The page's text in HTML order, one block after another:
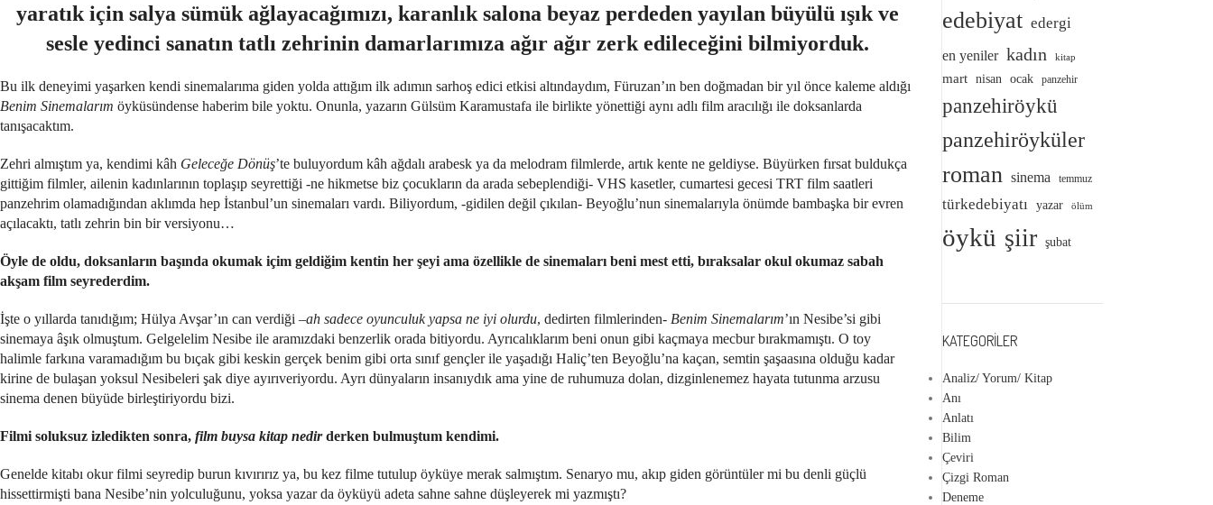
yaratık için salya sümük ağlayacağımızı, karanlık salona beyaz perdeden yayılan büyülü ışık ve
sesle yedinci sanatın tatlı zehrinin damarlarımıza ağır ağır zerk edileceğini bilmiyorduk.
Bu ilk deneyimi yaşarken kendi sinemalarıma giden yolda attığım ilk adımın sarhoş edici etkisi altındaydım, Füruzan’ın ben doğmadan bir yıl önce kaleme aldığı
Benim Sinemalarım öyküsündense haberim bile yoktu. Onunla, yazarın Gülsüm Karamustafa ile birlikte yönettiği aynı adlı film aracılığı ile doksanlarda
tanışacaktım.
Zehri almıştım ya, kendimi kâh Geleceğe Dönüş’te buluyordum kâh ağdalı arabesk ya da melodram filmlerde, artık kente ne geldiyse. Büyürken fırsat buldukça
gittiğim filmler, ailenin kadınlarının toplaşıp seyrettiği -ne hikmetse biz çocukların da arada sebeplendiği- VHS kasetler, cumartesi gecesi TRT film saatleri
panzehrim olamadığından aklımda hep İstanbul’un sinemaları vardı. Biliyordum, -gidilen değil çıkılan- Beyoğlu’nun sinemalarıyla önümde bambaşka bir evren
açılacaktı, tatlı zehrin bin bir versiyonu…
Öyle de oldu, doksanların başında okumak içim geldiğim kentin her şeyi ama özellikle de sinemaları beni mest etti, bıraksalar okul okumaz sabah
akşam film seyrederdim.
İşte o yıllarda tanıdığım; Hülya Avşar’ın can verdiği –ah sadece oyunculuk yapsa ne iyi olurdu, dedirten filmlerinden- Benim Sinemalarım’ın Nesibe’si gibi
sinemaya âşık olmuştum. Gelgelelim Nesibe ile aramızdaki benzerlik orada bitiyordu. Ayrıcalıklarım beni onun gibi kaçmaya mecbur bırakmamıştı. O toy
halimle farkına varamadığım bu bıçak gibi keskin gerçek benim gibi orta sınıf gençler ile yaşadığı Haliç’ten Beyoğlu’na kaçan, semtin şaşaasına olduğu kadar
kirine de bulaşan yoksul Nesibeleri şak diye ayırıveriyordu. Ayrı dünyaların insanıydık ama yine de ruhumuza dolan, dizginlenemez hayata tutunma arzusu
sinema denen büyüde birleştiriyordu bizi.
Filmi soluksuz izledikten sonra, film buysa kitap nedirderken bulmuştum kendimi.
Genelde kitabı okur filmi seyredip burun kıvırırız ya, bu kez filme tutulup öyküye merak salmıştım. Senaryo mu, akıp giden görüntüler mi bu denli güçlü
hissettirmişti bana Nesibe’nin yolculuğunu, yoksa yazar da öyküyü adeta sahne sahne düşleyerek mi yazmıştı?
edebiyat edergi
en yeniler kadın kitap
mart nisan ocak panzehir
panzehiröykü
panzehiröyküler
roman sinema temmuz
türkedebiyatı yazar ölüm
öykü şiir şubat
KATEGORILER
Analiz/ Yorum/ Kitap
Anı
Anlatı
Bilim
Çeviri
Çizgi Roman
Deneme